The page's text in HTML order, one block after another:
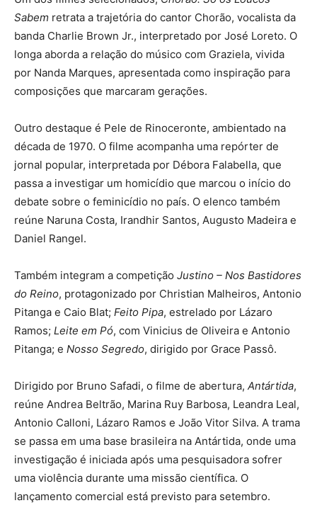
Sabem retrata a trajetória do cantor Chorão, vocalista da
banda Charlie Brown Jr., interpretado por José Loreto. O
longa aborda a relação do músico com Graziela, vivida
por Nanda Marques, apresentada como inspiração para
composições que marcaram gerações.
Outro destaque é Pele de Rinoceronte, ambientado na
década de 1970. O filme acompanha uma repórter de
jornal popular, interpretada por Débora Falabella, que
passa a investigar um homicídio que marcou o início do
debate sobre o feminicídio no país. O elenco também
reúne Naruna Costa, Irandhir Santos, Augusto Madeira e
Daniel Rangel.
Também integram a competição Justino – Nos Bastidores
do Reino, protagonizado por Christian Malheiros, Antonio
Pitanga e Caio Blat; Feito Pipa, estrelado por Lázaro
Ramos; Leite em Pó, com Vinicius de Oliveira e Antonio
Pitanga; e Nosso Segredo, dirigido por Grace Passô.
Dirigido por Bruno Safadi, o filme de abertura, Antártida,
reúne Andrea Beltrão, Marina Ruy Barbosa, Leandra Leal,
Antonio Calloni, Lázaro Ramos e João Vitor Silva. A trama
se passa em uma base brasileira na Antártida, onde uma
investigação é iniciada após uma pesquisadora sofrer
uma violência durante uma missão científica. O
lançamento comercial está previsto para setembro.